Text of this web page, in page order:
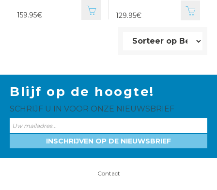
159.95€ 129.95€
Blijf op de hoogte!
SCHRIJF U IN VOOR ONZE NIEUWSBRIEF
INSCHRIJVEN OP DE NIEUWSBRIEF
Contact